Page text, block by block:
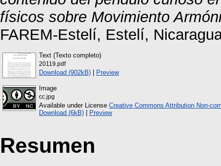
físicos sobre Movimiento
FAREM-Estelí, Estelí,
Text (Texto completo)
20119.pdf
Download (902kB) | Preview
Image
cc.jpg
Available under License Creative Commons Attribution Non-
Download (6kB) | Preview
Resumen